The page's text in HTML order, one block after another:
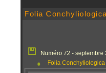
Folia Conchyliologica
Numéro 72 - septembre
Folia